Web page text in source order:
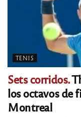
TENIS
Sets corridos.
los octavos de
Montreal